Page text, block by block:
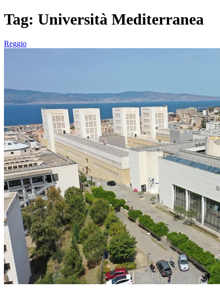
Tag: Università Mediterranea
Reggio